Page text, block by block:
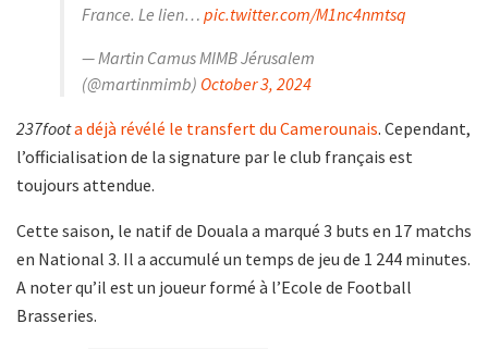
France. Le lien… pic.twitter.com/M1nc4nmtsq
— Martin Camus MIMB Jérusalem
(@martinmimb) October 3, 2024
237foota déjà révélé le transfert du Camerounais. Cependant,
l’officialisation de la signature par le club français est
toujours attendue.
Cette saison, le natif de Douala a marqué 3 buts en 17 matchs
en National 3. Il a accumulé un temps de jeu de 1 244 minutes.
A noter qu’il est un joueur formé à l’Ecole de Football
Brasseries.